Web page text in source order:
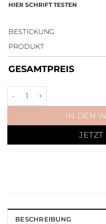
HIER SCHRIFT TESTEN
BESTICKUNG
PRODUKT
GESAMTPREIS
Fliegen- und
IN DEN
JETZT
BESCHREIBUNG